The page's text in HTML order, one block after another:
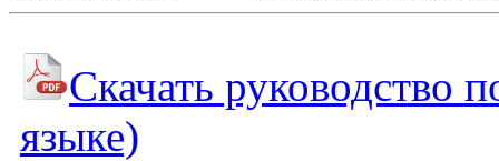
Скачать руководство
языке)